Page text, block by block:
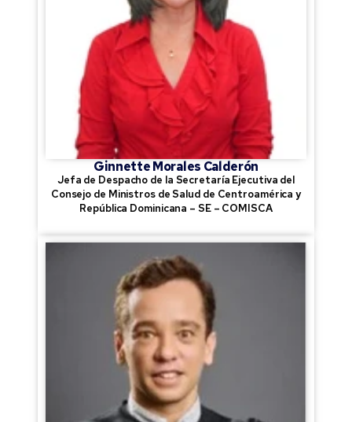
Ginnette Morales Calderón
Jefa de Despacho de la Secretaría Ejecutiva del
Consejo de Ministros de Salud de Centroamérica y
República Dominicana – SE – COMISCA